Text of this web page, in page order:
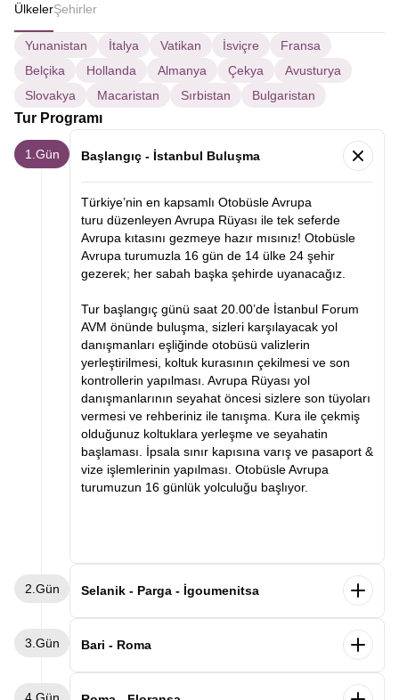
ÜlkelerŞehirler
Yunanistan İtalya Vatikan İsviçre
Fransa
Belçika
Hollanda Almanya Çekya
Avusturya
Slovakya
Macaristan Sırbistan Bulgaristan
Tur Programı
1.Gün Başlangıç - İstanbul Buluşma
Türkiye’nin en kapsamlı Otobüsle Avrupa
turu düzenleyen Avrupa Rüyası ile tek seferde
Avrupa kıtasını gezmeye hazır mısınız! Otobüsle
Avrupa turumuzla 16 gün de 14 ülke 24 şehir
gezerek; her sabah başka şehirde uyanacağız.
Tur başlangıç günü saat 20.00’de İstanbul Forum
AVM önünde buluşma, sizleri karşılayacak yol
danışmanları eşliğinde otobüsü valizlerin
yerleştirilmesi, koltuk kurasının çekilmesi ve son
kontrollerin yapılması. Avrupa Rüyası yol
danışmanlarının seyahat öncesi sizlere son tüyoları
vermesi ve rehberiniz ile tanışma. Kura ile çekmiş
olduğunuz koltuklara yerleşme ve seyahatin
başlaması. İpsala sınır kapısına varış ve pasaport &
vize işlemlerinin yapılması. Otobüsle Avrupa
turumuzun 16 günlük yolculuğu başlıyor.
2.Gün Selanik - Parga - İgoumenitsa
Ardından Selanik şehir turu. Selanik’te görülecek
yerler arasında Atatürk’ün evi, Kordon, Beyaz Kule
3.Gün Bari - Roma